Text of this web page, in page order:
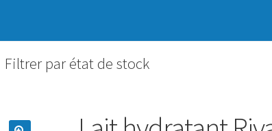
Filtrer par état de stock